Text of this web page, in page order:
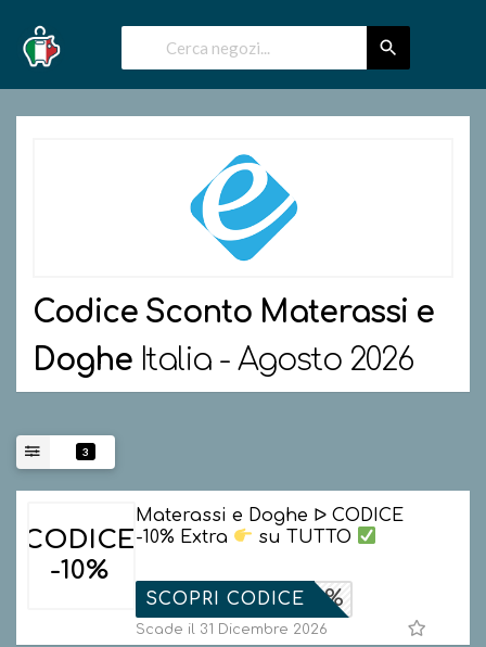
Codice Sconto Materassi e
Doghe Italia - Agosto 2026
3
CODICE
-10%
Materassi e Doghe ᐅ CODICE
-10% Extra
su TUTTO
EXTRA10%
SCOPRI CODICE
Scade il 31 Dicembre 2026